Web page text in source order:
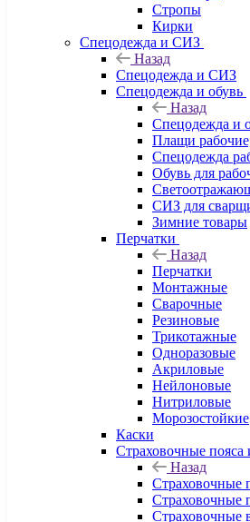
Стропы
Кирки
Спецодежда и СИЗ
Назад
Спецодежда и СИЗ
Спецодежда и обувь
Назад
Спецодежда и
Плащи
Спецодежда
Обувь для
СИЗ для
Зимние товары
Перчатки
Назад
Перчатки
Монтажные
Сварочные
Резиновые
Трикотажные
Одноразовые
Акриловые
Нейлоновые
Нитриловые
Морозостойкие
Каски
Страховочные пояса
Назад
Страховочные
Страховочные
Страховочные